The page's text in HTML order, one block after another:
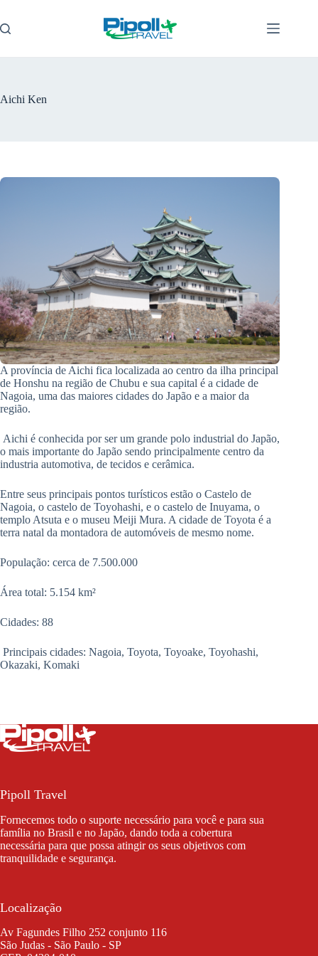
o
Aichi Ken
A província de Aichi fica localizada ao centro da ilha principal
de Honshu na região de Chubu e sua capital é a cidade de
Nagoia, uma das maiores cidades do Japão e a maior da
região.
Aichi é conhecida por ser um grande polo industrial do Japão,
o mais importante do Japão sendo principalmente centro da
industria automotiva, de tecidos e cerâmica.
Entre seus principais pontos turísticos estão o Castelo de
Nagoia, o castelo de Toyohashi, e o castelo de Inuyama, o
templo Atsuta e o museu Meiji Mura. A cidade de Toyota é a
terra natal da montadora de automóveis de mesmo nome.
População: cerca de 7.500.000
Área total: 5.154 km²
Cidades: 88
Principais cidades: Nagoia, Toyota, Toyoake, Toyohashi,
Okazaki, Komaki
Pipoll Travel
Fornecemos todo o suporte necessário para você e para sua
família no Brasil e no Japão, dando toda a cobertura
necessária para que possa atingir os seus objetivos com
tranquilidade e segurança.
Localização
Av Fagundes Filho 252 conjunto 116
São Judas - São Paulo - SP